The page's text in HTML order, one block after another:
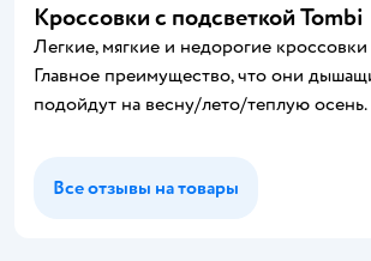
Кроссовки с подсветкой Tombi
Легкие, мягкие и недорогие кроссовки
Главное преимущество, что они
подойдут на весну/лето/теплую осень.
Все отзывы на товары